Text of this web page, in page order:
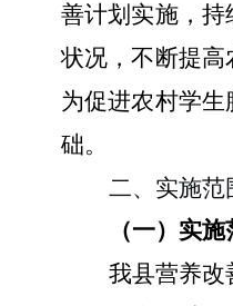
善计划实施，持
状况，不断提高
为促进农村学
础。
二、实施范
（一）实施
我县营养改